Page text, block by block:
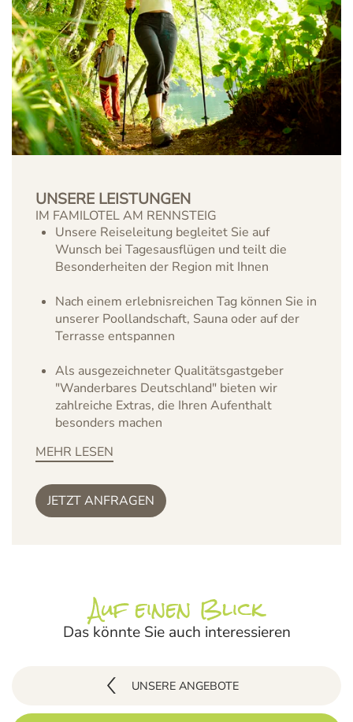
UNSERE LEISTUNGEN
IM FAMILOTEL AM RENNSTEIG
Unsere Reiseleitung begleitet Sie auf
Wunsch bei Tagesausflügen und teilt die
Besonderheiten der Region mit Ihnen
Nach einem erlebnisreichen Tag können Sie in
unserer Poollandschaft, Sauna oder auf der
Terrasse entspannen
Als ausgezeichneter Qualitätsgastgeber
"Wanderbares Deutschland" bieten wir
zahlreiche Extras, die Ihren Aufenthalt
besonders machen
MEHR LESEN
JETZT ANFRAGEN
UNSERE ANGEBOTE